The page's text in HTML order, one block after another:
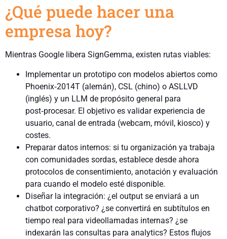
¿Qué puede hacer una
empresa hoy?
Mientras Google libera SignGemma, existen rutas viables:
Implementar un prototipo con modelos abiertos como
Phoenix‑2014T (alemán), CSL (chino) o ASLLVD
(inglés) y un LLM de propósito general para
post‑procesar. El objetivo es validar experiencia de
usuario, canal de entrada (webcam, móvil, kiosco) y
costes.
Preparar datos internos: si tu organización ya trabaja
con comunidades sordas, establece desde ahora
protocolos de consentimiento, anotación y evaluación
para cuando el modelo esté disponible.
Diseñar la integración: ¿el output se enviará a un
chatbot corporativo? ¿se convertirá en subtítulos en
tiempo real para videollamadas internas? ¿se
indexarán las consultas para analytics? Estos flujos